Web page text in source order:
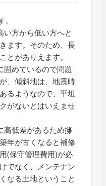
。
い方から低い方へと
ます。そのため、長
とがありえます。
固めているので問題
、傾斜地は、地震時
るようなので、平坦
がないとはいえませ
高低差があるため擁
年が古くなると補修
(保守管理費用)が必
でなく、メンテナン
なる土地ということ